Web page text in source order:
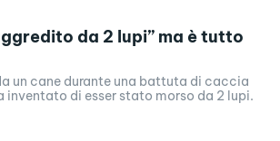
da 2 lupi” ma è tutto
un cane durante una battuta di caccia
inventato di esser stato morso da 2 lupi.